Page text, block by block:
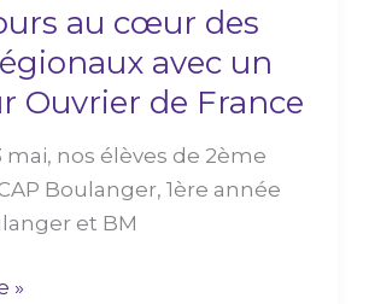
au cœur des
avec un
Ouvrier de France
mai, nos élèves de 2ème
Boulanger, 1ère année
et BM
»